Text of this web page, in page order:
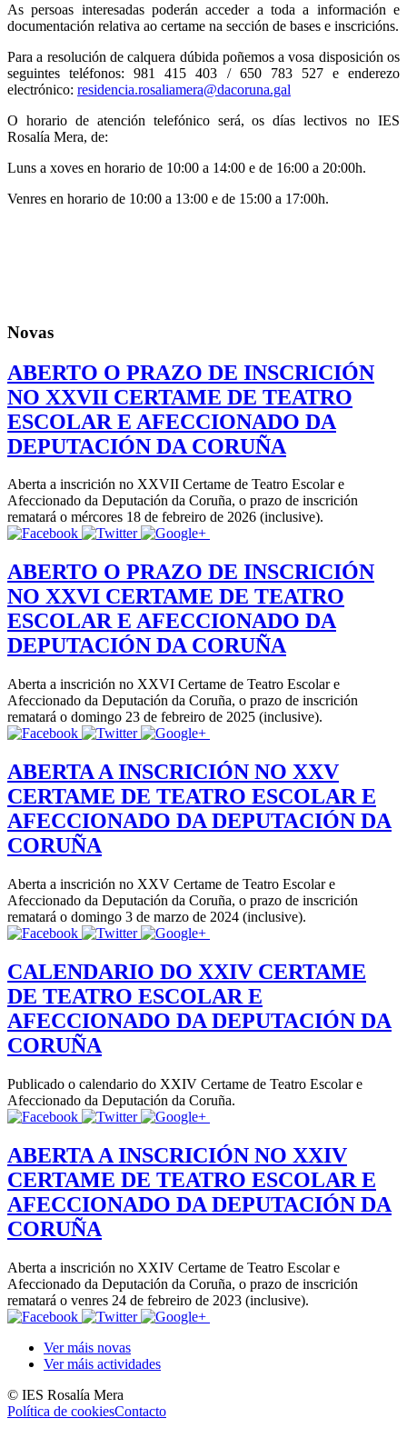
As persoas interesadas poderán acceder a toda a información e
documentación relativa ao certame na sección de bases e inscricións.
Para a resolución de calquera dúbida poñemos a vosa disposición os
seguintes teléfonos: 981 415 403 / 650 783 527 e enderezo
electrónico: residencia.rosaliamera@dacoruna.gal
O horario de atención telefónico será, os días lectivos no IES
Rosalía Mera, de:
Luns a xoves en horario de 10:00 a 14:00 e de 16:00 a 20:00h.
Venres en horario de 10:00 a 13:00 e de 15:00 a 17:00h.
Novas
ABERTO O PRAZO DE INSCRICIÓN
NO XXVII CERTAME DE TEATRO
ESCOLAR E AFECCIONADO DA
DEPUTACIÓN DA CORUÑA
Aberta a inscrición no XXVII Certame de Teatro Escolar e
Afeccionado da Deputación da Coruña, o prazo de inscrición
rematará o mércores 18 de febreiro de 2026 (inclusive).
ABERTO O PRAZO DE INSCRICIÓN
NO XXVI CERTAME DE TEATRO
ESCOLAR E AFECCIONADO DA
DEPUTACIÓN DA CORUÑA
Aberta a inscrición no XXVI Certame de Teatro Escolar e
Afeccionado da Deputación da Coruña, o prazo de inscrición
rematará o domingo 23 de febreiro de 2025 (inclusive).
ABERTA A INSCRICIÓN NO XXV
CERTAME DE TEATRO ESCOLAR E
AFECCIONADO DA DEPUTACIÓN DA
CORUÑA
Aberta a inscrición no XXV Certame de Teatro Escolar e
Afeccionado da Deputación da Coruña, o prazo de inscrición
rematará o domingo 3 de marzo de 2024 (inclusive).
CALENDARIO DO XXIV CERTAME
DE TEATRO ESCOLAR E
AFECCIONADO DA DEPUTACIÓN DA
CORUÑA
Publicado o calendario do XXIV Certame de Teatro Escolar e
Afeccionado da Deputación da Coruña.
ABERTA A INSCRICIÓN NO XXIV
CERTAME DE TEATRO ESCOLAR E
AFECCIONADO DA DEPUTACIÓN DA
CORUÑA
Aberta a inscrición no XXIV Certame de Teatro Escolar e
Afeccionado da Deputación da Coruña, o prazo de inscrición
rematará o venres 24 de febreiro de 2023 (inclusive).
Ver máis novas
Ver máis actividades
© IES Rosalía Mera
Política de cookiesContacto